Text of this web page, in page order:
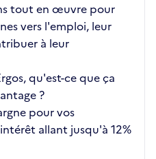
tout en œuvre pour
vers l'emploi, leur
à leur
qu'est-ce que ça
?
pour vos
allant jusqu'à 12%